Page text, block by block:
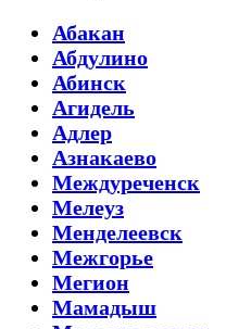
Абакан
Абдулино
Абинск
Агидель
Адлер
Азнакаево
Междуреченск
Мелеуз
Менделеевск
Межгорье
Мегион
Мамадыш